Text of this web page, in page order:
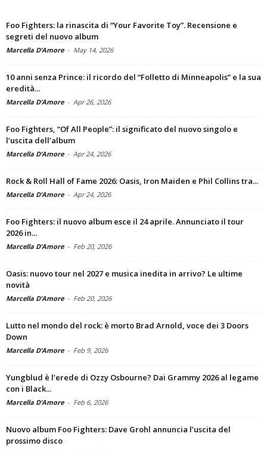
Foo Fighters: la rinascita di “Your Favorite Toy”. Recensione e
segreti del nuovo album
Marcella D’Amore - May 14, 2026
10 anni senza Prince: il ricordo del “Folletto di Minneapolis” e la sua
eredità...
Marcella D’Amore - Apr 26, 2026
Foo Fighters, “Of All People”: il significato del nuovo singolo e
l’uscita dell’album
Marcella D’Amore - Apr 24, 2026
Rock & Roll Hall of Fame 2026: Oasis, Iron Maiden e Phil Collins tra...
Marcella D’Amore - Apr 24, 2026
Foo Fighters: il nuovo album esce il 24 aprile. Annunciato il tour
2026 in...
Marcella D’Amore - Feb 20, 2026
Oasis: nuovo tour nel 2027 e musica inedita in arrivo? Le ultime
novità
Marcella D’Amore - Feb 20, 2026
Lutto nel mondo del rock: è morto Brad Arnold, voce dei 3 Doors
Down
Marcella D’Amore - Feb 9, 2026
Yungblud è l’erede di Ozzy Osbourne? Dai Grammy 2026 al legame
con i Black...
Marcella D’Amore - Feb 6, 2026
Nuovo album Foo Fighters: Dave Grohl annuncia l’uscita del
prossimo disco